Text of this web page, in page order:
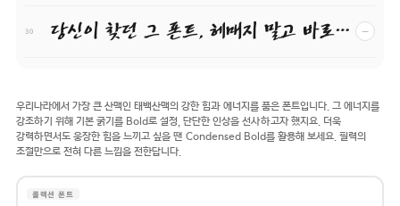
30 당신이 찾던 그 폰트, 헤매지 말고 바로 폰코! −
우리나라에서 가장 큰 산맥인 태백산맥의 강한 힘과 에너지를 품은 폰트입니다. 그 에너지를
강조하기 위해 기본 굵기를 Bold로 설정, 단단한 인상을 선사하고자 했지요. 더욱
강력하면서도 웅장한 힘을 느끼고 싶을 땐 Condensed Bold를 활용해 보세요. 필력의
조절만으로 전혀 다른 느낌을 전한답니다.
콜렉션 폰트